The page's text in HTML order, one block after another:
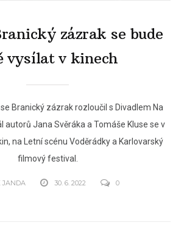
zázrak se bude
vysílat v kinech
Branický zázrak rozloučil s Divadlem Na
autorů Jana Svěráka a Tomáše Kluse se v
na Letní scénu Voděrádky a Karlovarský
filmový festival.
JANDA 30. 6. 2022 0